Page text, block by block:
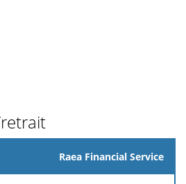
Raea Financial Service